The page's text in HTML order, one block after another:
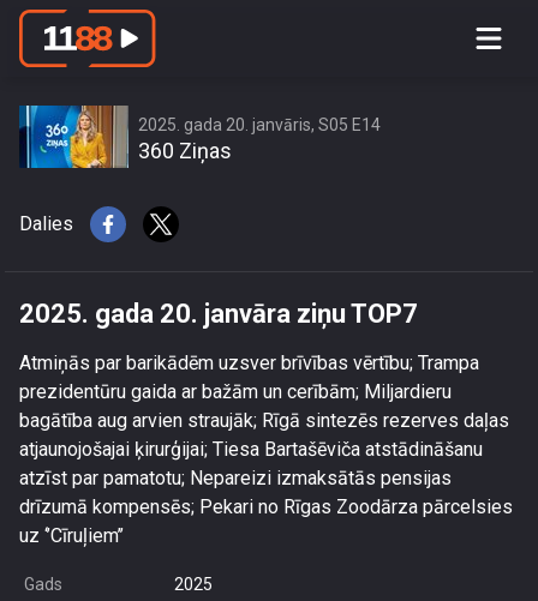
2025. gada 20. janvāris, S05 E14
360 Ziņas
Dalies
2025. gada 20. janvāra ziņu TOP7
Atmiņās par barikādēm uzsver brīvības vērtību; Trampa
prezidentūru gaida ar bažām un cerībām; Miljardieru
bagātība aug arvien straujāk; Rīgā sintezēs rezerves daļas
atjaunojošajai ķirurģijai; Tiesa Bartašēviča atstādināšanu
atzīst par pamatotu; Nepareizi izmaksātās pensijas
drīzumā kompensēs; Pekari no Rīgas Zoodārza pārcelsies
uz ‘’Cīruļiem’’
Gads 2025